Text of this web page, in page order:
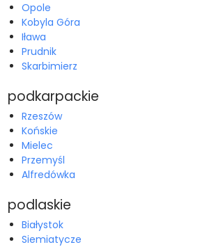
Opole
Kobyla Góra
Iława
Prudnik
Skarbimierz
podkarpackie
Rzeszów
Końskie
Mielec
Przemyśl
Alfredówka
podlaskie
Białystok
Siemiatycze